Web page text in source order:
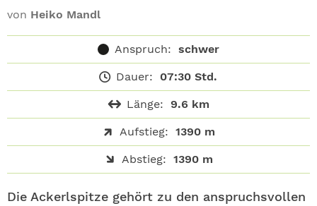
von Heiko Mandl
Anspruch: schwer
Dauer: 07:30 Std.
Länge: 9.6 km
Aufstieg: 1390 m
Abstieg: 1390 m
Die Ackerlspitze gehört zu den anspruchsvollen
SHOP